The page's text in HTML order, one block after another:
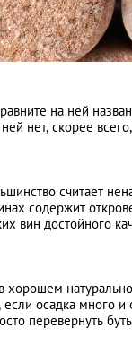
на ней
нет, скорее
считает
содержит
вин достойного
хорошем
осадка много
перевернуть